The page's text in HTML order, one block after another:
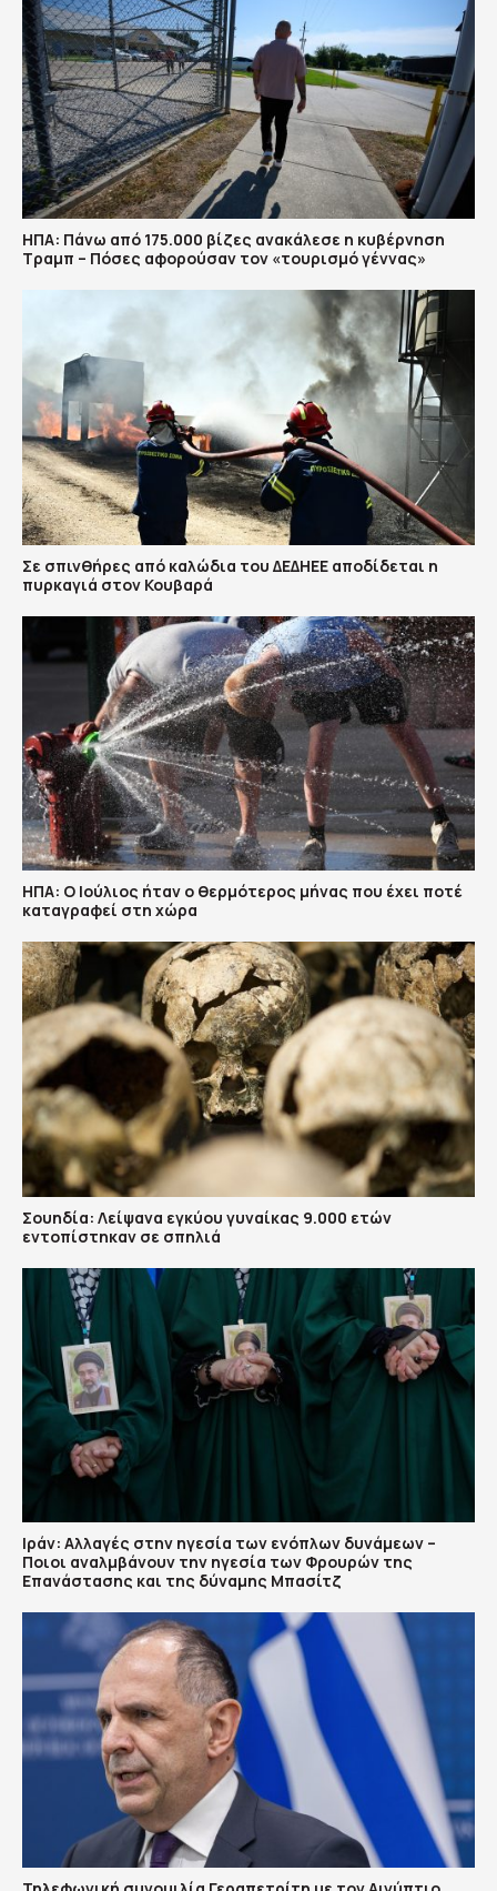
ΗΠΑ: Πάνω από 175.000 βίζες ανακάλεσε η κυβέρνηση
Τραμπ – Πόσες αφορούσαν τον «τουρισμό γέννας»
Σε σπινθήρες από καλώδια του ΔΕΔΗΕΕ αποδίδεται η
πυρκαγιά στον Κουβαρά
ΗΠΑ: Ο Ιούλιος ήταν ο θερμότερος μήνας που έχει ποτέ
καταγραφεί στη χώρα
Σουηδία: Λείψανα εγκύου γυναίκας 9.000 ετών
εντοπίστηκαν σε σπηλιά
Ιράν: Αλλαγές στην ηγεσία των ενόπλων δυνάμεων –
Ποιοι αναλμβάνουν την ηγεσία των Φρουρών της
Επανάστασης και της δύναμης Μπασίτζ